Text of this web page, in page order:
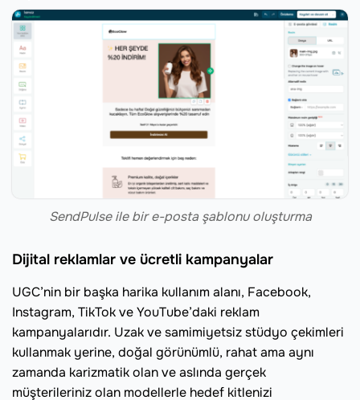
SendPulse ile bir e-posta şablonu oluşturma
Dijital reklamlar ve ücretli kampanyalar
UGC’nin bir başka harika kullanım alanı, Facebook,
Instagram, TikTok ve YouTube’daki reklam
kampanyalarıdır. Uzak ve samimiyetsiz stüdyo çekimleri
kullanmak yerine, doğal görünümlü, rahat ama aynı
zamanda karizmatik olan ve aslında gerçek
müşterileriniz olan modellerle hedef kitlenizi